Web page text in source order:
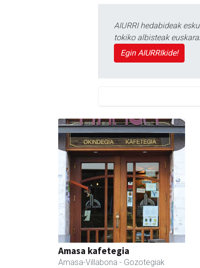
AIURRI hedabideak
tokiko albisteak
Egin AIURRIkide!
Amasa kafetegia
Amasa-Villabona - Gozotegiak